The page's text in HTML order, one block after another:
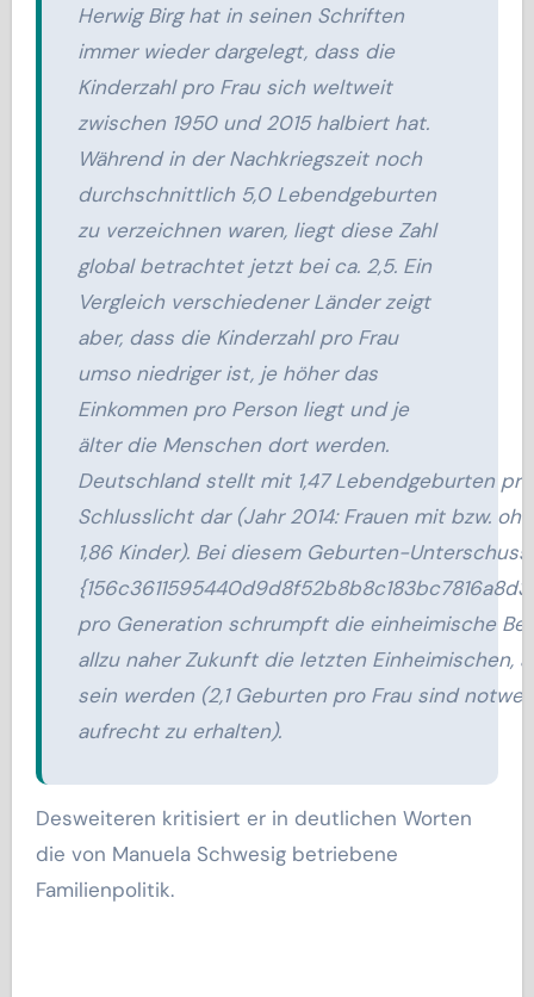
Herwig Birg hat in seinen Schriften
immer wieder dargelegt, dass die
Kinderzahl pro Frau sich weltweit
zwischen 1950 und 2015 halbiert hat.
Während in der Nachkriegszeit noch
durchschnittlich 5,0 Lebendgeburten
zu verzeichnen waren, liegt diese Zahl
global betrachtet jetzt bei ca. 2,5. Ein
Vergleich verschiedener Länder zeigt
aber, dass die Kinderzahl pro Frau
umso niedriger ist, je höher das
Einkommen pro Person liegt und je
älter die Menschen dort werden.
Deutschland stellt mit 1,47 Lebendgeburten
Schlusslicht dar (Jahr 2014: Frauen mit bzw.
1,86 Kinder). Bei diesem Geburten-
pro Generation schrumpft die einheimische
allzu naher Zukunft die letzten Einheimischen,
sein werden (2,1 Geburten pro Frau sind
aufrecht zu erhalten).
Desweiteren kritisiert er in deutlichen Worten
die von Manuela Schwesig betriebene
Familienpolitik.